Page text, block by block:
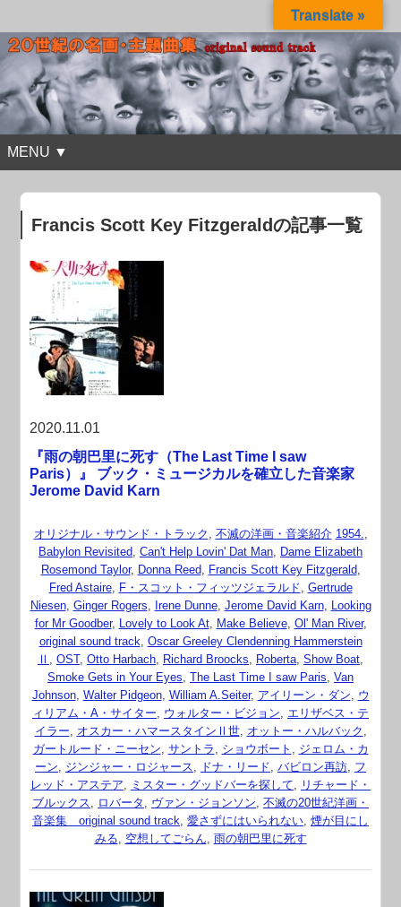
MENU ▼
Francis Scott Key Fitzgeraldの記事一覧
2020.11.01
『雨の朝巴里に死す（The Last Time I saw
Paris）』 ブック・ミュージカルを確立した音楽家
Jerome David Karn
オリジナル・サウンド・トラック , 不滅の洋画・音楽紹介 1954.,
Babylon Revisited, Can't Help Lovin' Dat Man, Dame Elizabeth
Rosemond Taylor, Donna Reed, Francis Scott Key Fitzgerald,
Fred Astaire, F・スコット・フィッツジェラルド, Gertrude
Niesen, Ginger Rogers, Irene Dunne, Jerome David Karn, Looking
for Mr Goodber, Lovely to Look At, Make Believe, Ol' Man River,
original sound track, Oscar Greeley Clendenning Hammerstein
Ⅱ , OST, Otto Harbach, Richard Broocks, Roberta, Show Boat,
Smoke Gets in Your Eyes, The Last Time I saw Paris, Van
Johnson, Walter Pidgeon, William A.Seiter, アイリーン・ダン, ウ
ィリアム・A・サイター, ウォルター・ビジョン, エリザベス・テ
イラー, オスカー・ハマースタインⅡ世, オットー・ハルバック ,
ガートルード・ニーセン, サントラ , ショウボート , ジェロム・カ
ーン, ジンジャー・ロジャース, ドナ・リード, バビロン再訪, フ
レッド・アステア, ミスター・グッドバーを探して, リチャード・
ブルックス, ロバータ , ヴァン・ジョンソン, 不滅の20世紀洋画・
音楽集 original sound track, 愛さずにはいられない, 煙が目にし
みる, 空想してごらん, 雨の朝巴里に死す
Translate »